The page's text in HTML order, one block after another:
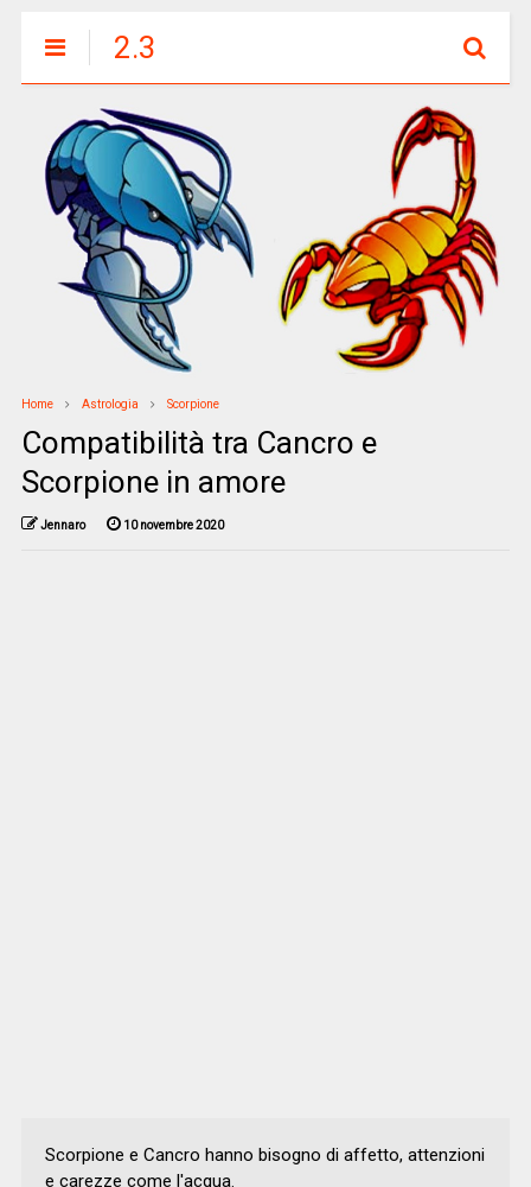
2.3
Home Astrologia Scorpione
Compatibilità tra Cancro e
Scorpione in amore
Jennaro 10 novembre 2020
Scorpione e Cancro hanno bisogno di affetto, attenzioni
e carezze come l'acqua.